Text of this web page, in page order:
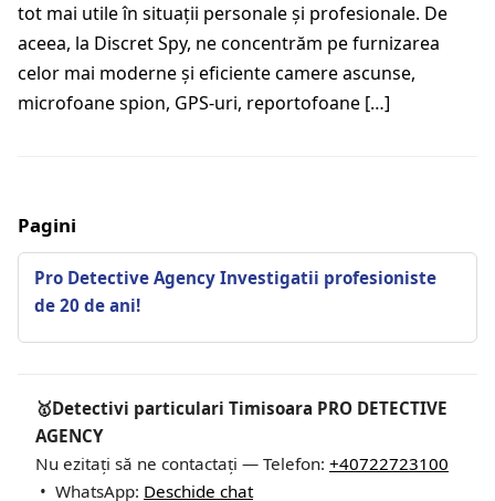
tot mai utile în situații personale și profesionale. De
aceea, la Discret Spy, ne concentrăm pe furnizarea
celor mai moderne și eficiente camere ascunse,
microfoane spion, GPS-uri, reportofoane […]
Pagini
Pro Detective Agency Investigatii profesioniste
de 20 de ani!
🥇Detectivi particulari Timisoara PRO DETECTIVE
AGENCY
Nu ezitați să ne contactați — Telefon: +40722723100
• WhatsApp: Deschide chat